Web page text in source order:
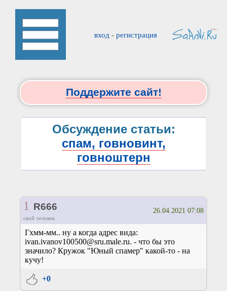
вход - регистрация
Поддержите сайт!
Обсуждение статьи:
спам, говновинт,
говноштерн
1 R666
свой человек
26.04.2021 07:08
Гхмм-мм.. ну а когда адрес вида:
ivan.ivanov100500@sru.male.ru. - что бы это
значило? Кружок "Юный спамер" какой-то - на
кучу!
+0